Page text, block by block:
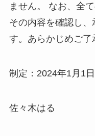
ません。 なお、全
その内容を確認し、
す。あらかじめご了
制定：2024年1月1
佐々木はる